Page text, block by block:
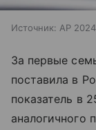
Источник: AP 2024
За первые
поставила в
показатель в
аналогичного